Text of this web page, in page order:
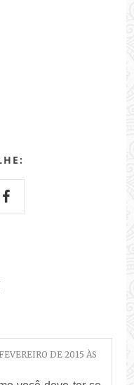
DE 2015 ÀS